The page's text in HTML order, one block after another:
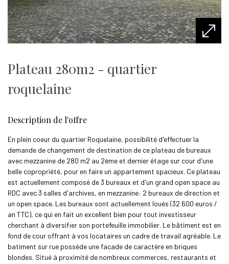
plateau 280m2 - quartier
roquelaine
description de l'offre
En plein coeur du quartier Roquelaine, possibilité d'effectuer la
demande de changement de destination de ce plateau de bureaux
avec mezzanine de 280 m2 au 2ème et dernier étage sur cour d'une
belle copropriété, pour en faire un appartement spacieux. Ce plateau
est actuellement composé de 3 bureaux et d'un grand open space au
RDC avec 3 salles d'archives, en mezzanine: 2 bureaux de direction et
un open space. Les bureaux sont actuellement loués (32 600 euros /
an TTC), ce qui en fait un excellent bien pour tout investisseur
cherchant à diversifier son portefeuille immobilier. Le bâtiment est en
fond de cour offrant à vos locataires un cadre de travail agréable. Le
batiment sur rue possède une facade de caractère en briques
blondes. Situé à proximité de nombreux commerces, restaurants et